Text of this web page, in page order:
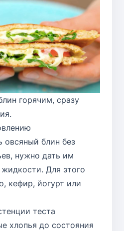
горячим, сразу
овсяный блин без
нужно дать им
Для этого
кефир, йогурт или
теста
хлопья до состояния